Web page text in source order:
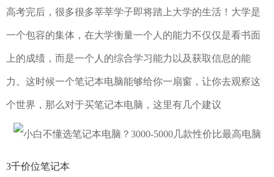
高考完后，很多很多莘莘学子即将踏上大学的生活！大学是
一个包容的集体，在大学衡量一个人的能力不仅仅是看书面
上的成绩，而是一个人的综合学习能力以及获取信息的能
力。这时候一个笔记本电脑能够给你一扇窗，让你去观察这
个世界，那么对于买笔记本电脑，这里有几个建议
3千价位笔记本